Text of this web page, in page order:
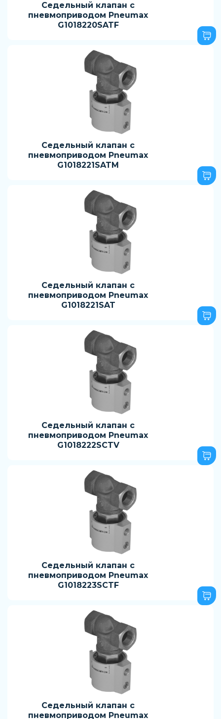
Седельный клапан с
пневмоприводом Pneumax
G1018220SATF
Седельный клапан с
пневмоприводом Pneumax
G1018221SATM
Седельный клапан с
пневмоприводом Pneumax
G1018221SAT
Седельный клапан с
пневмоприводом Pneumax
G1018222SCTV
Седельный клапан с
пневмоприводом Pneumax
G1018223SCTF
Седельный клапан с
пневмоприводом Pneumax